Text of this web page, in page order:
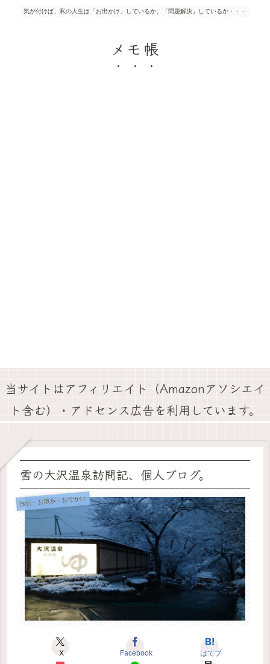
気が付けば、私の人生は「お出かけ」しているか、「問題解決」しているか・・・
メモ帳
当サイトはアフィリエイト（Amazonアソシエイ
ト含む）・アドセンス広告を利用しています。
雪の大沢温泉訪問記、個人ブログ。
旅行・お散歩・おでかけ
X Facebook はてブ